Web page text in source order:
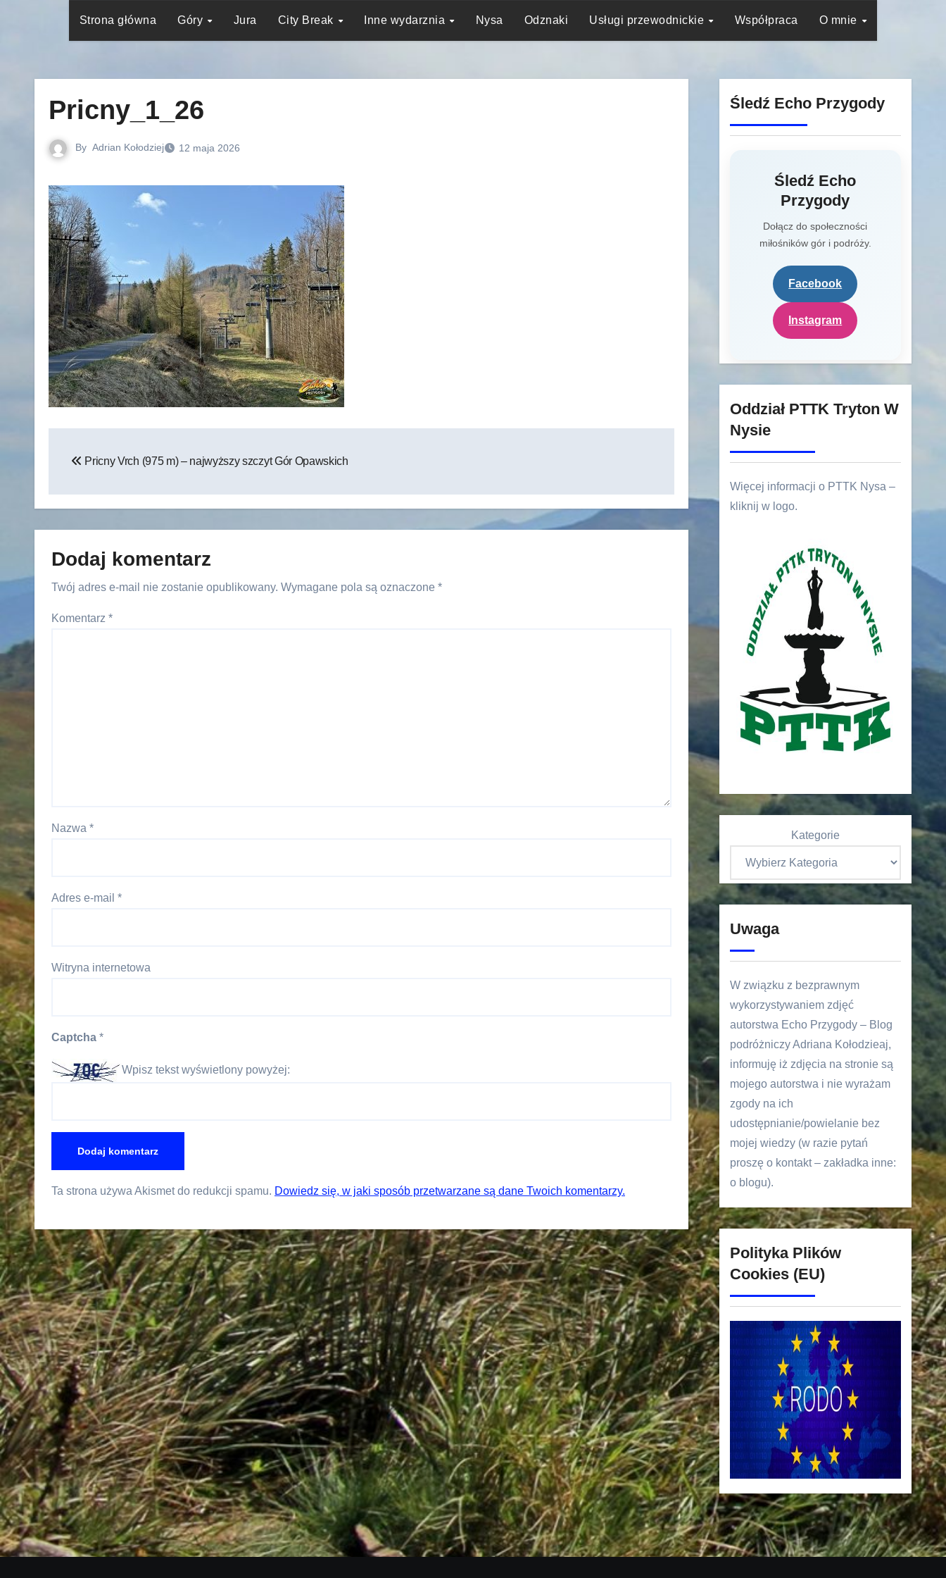
Strona główna Góry Jura City Break Inne wydarznia Nysa Odznaki Usługi przewodnickie Współpraca O mnie
Pricny_1_26
By Adrian Kołodziej 12 maja 2026
wpisuPricny Vrch (975 m) – najwyższy szczyt Gór Opawskich
Dodaj komentarz
Twój adres e-mail nie zostanie opublikowany. Wymagane pola są oznaczone *
Komentarz *
Nazwa *
Adres e-mail *
Witryna internetowa
Captcha *
Wpisz tekst wyświetlony powyżej:
Ta strona używa Akismet do redukcji spamu. Dowiedz się, w jaki sposób przetwarzane są dane Twoich komentarzy.
Śledź Echo Przygody
Śledź Echo
Przygody
Dołącz do społeczności
miłośników gór i podróży.
Facebook
Instagram
Oddział PTTK Tryton W
Nysie
Więcej informacji o PTTK Nysa –
kliknij w logo.
Kategorie
Uwaga
W związku z bezprawnym
wykorzystywaniem zdjęć
autorstwa Echo Przygody – Blog
podróżniczy Adriana Kołodzieaj,
informuję iż zdjęcia na stronie są
mojego autorstwa i nie wyrażam
zgody na ich
udostępnianie/powielanie bez
mojej wiedzy (w razie pytań
proszę o kontakt – zakładka inne:
o blogu).
Polityka Plików
Cookies (EU)